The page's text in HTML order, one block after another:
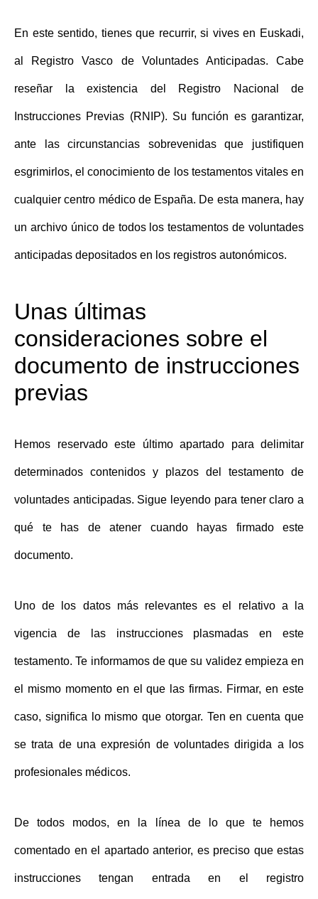
En este sentido, tienes que recurrir, si vives en Euskadi,
al Registro Vasco de Voluntades Anticipadas. Cabe
reseñar la existencia del Registro Nacional de
Instrucciones Previas (RNIP). Su función es garantizar,
ante las circunstancias sobrevenidas que justifiquen
esgrimirlos, el conocimiento de los testamentos vitales en
cualquier centro médico de España. De esta manera, hay
un archivo único de todos los testamentos de voluntades
anticipadas depositados en los registros autonómicos.
Unas últimas
consideraciones sobre el
documento de instrucciones
previas
Hemos reservado este último apartado para delimitar
determinados contenidos y plazos del testamento de
voluntades anticipadas. Sigue leyendo para tener claro a
qué te has de atener cuando hayas firmado este
documento.
Uno de los datos más relevantes es el relativo a la
vigencia de las instrucciones plasmadas en este
testamento. Te informamos de que su validez empieza en
el mismo momento en el que las firmas. Firmar, en este
caso, significa lo mismo que otorgar. Ten en cuenta que
se trata de una expresión de voluntades dirigida a los
profesionales médicos.
De todos modos, en la línea de lo que te hemos
comentado en el apartado anterior, es preciso que estas
instrucciones tengan entrada en el registro